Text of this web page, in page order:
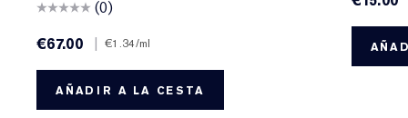
(0)
€67.00
| €1.34/ml
AÑADIR A LA CESTA